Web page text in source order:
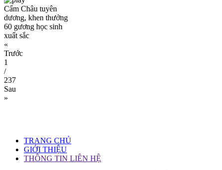
Cẩm Châu tuyên
dương, khen thưởng
60 gương học sinh
xuất sắc
«
Trước
1
/
237
Sau
»
TRANG CHỦ
GIỚI THIỆU
THÔNG TIN LIÊN HỆ